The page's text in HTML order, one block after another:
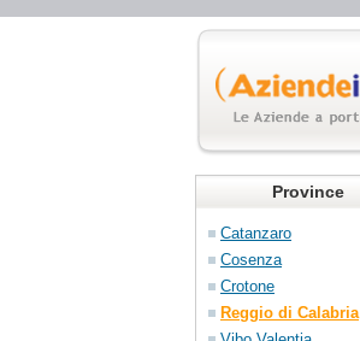
Province
Catanzaro
Cosenza
Crotone
Reggio di Calabria